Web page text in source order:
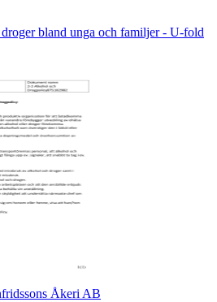
bland unga och familjer - U-fold
Åkeri AB